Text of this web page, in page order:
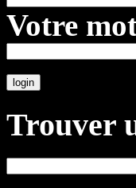
Votre
Trouver